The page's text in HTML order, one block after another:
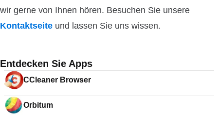
wir gerne von Ihnen hören. Besuchen Sie unsere
Kontaktseite und lassen Sie uns wissen.
Entdecken Sie Apps
CCleaner Browser
Orbitum